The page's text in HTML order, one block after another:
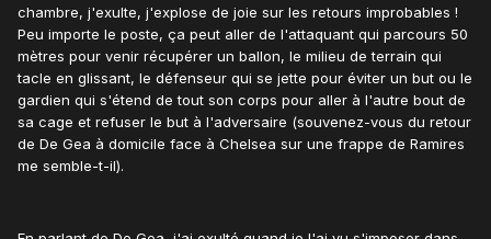
chambre, j'exulte, j'explose de joie sur les retours improbables !
Peu importe le poste, ça peut aller de l'attaquant qui parcours 50
mètres pour venir récupérer un ballon, le milieu de terrain qui
tacle en glissant, le défenseur qui se jette pour éviter un but ou le
gardien qui s'étend de tout son corps pour aller à l'autre bout de
sa cage et refuser le but à l'adversaire (souvenez-vous du retour
de De Gea à domicile face à Chelsea sur une frappe de Ramires
me semble-t-il).